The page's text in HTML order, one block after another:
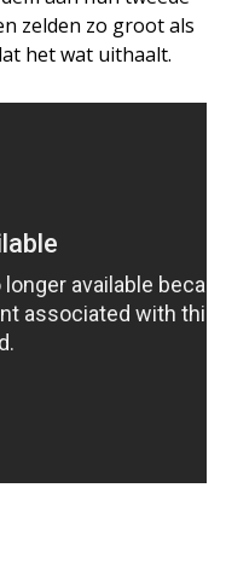
zelden zo groot als
het wat uithaalt.